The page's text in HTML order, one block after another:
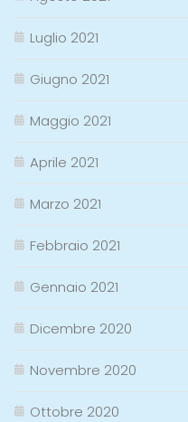
Luglio 2021
Giugno 2021
Maggio 2021
Aprile 2021
Marzo 2021
Febbraio 2021
Gennaio 2021
Dicembre 2020
Novembre 2020
Ottobre 2020